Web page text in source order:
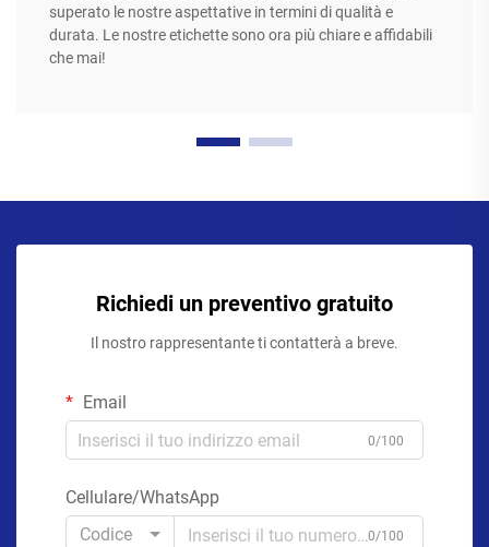
superato le nostre aspettative in termini di qualità e
durata. Le nostre etichette sono ora più chiare e affidabili
che mai!
Richiedi un preventivo gratuito
Il nostro rappresentante ti contatterà a breve.
Email
0/100
Cellulare/WhatsApp
Codice
0/100